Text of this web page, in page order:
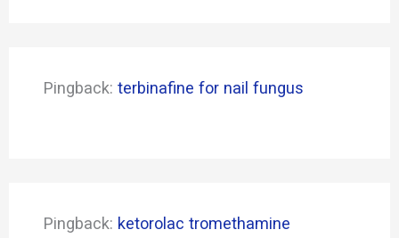
Pingback: terbinafine for nail fungus
Pingback: ketorolac tromethamine